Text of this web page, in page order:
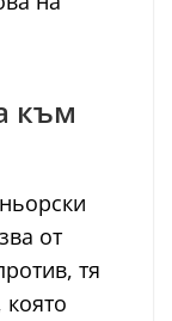
към
от
тя